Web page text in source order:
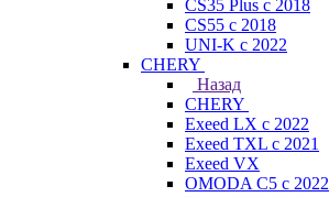
CS35 Plus с 2018
CS55 с 2018
UNI-K с 2022
CHERY
Назад
CHERY
Exeed LX с 2022
Exeed TXL с 2021
Exeed VX
OMODA C5 с 2022